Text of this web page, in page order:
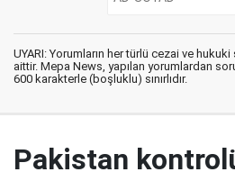
UYARI: Yorumların her türlü cezai ve
aittir. Mepa News, yapılan yorumlardan
600 karakterle (boşluklu) sınırlıdır.
Pakistan